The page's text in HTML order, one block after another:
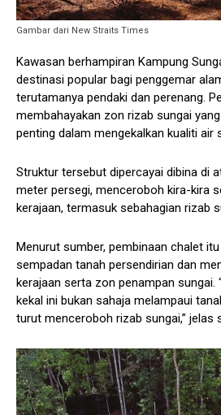
Gambar dari New Straits Times
Kawasan berhampiran Kampung
destinasi popular bagi penggemar
terutamanya pendaki dan perenang.
membahayakan zon rizab sungai
penting dalam mengekalkan kualiti air
Struktur tersebut dipercayai dibina di
meter persegi, menceroboh kira-kira
kerajaan, termasuk sebahagian rizab
Menurut sumber, pembinaan chalet
sempadan tanah persendirian dan
kerajaan serta zon penampan sungai.
kekal ini bukan sahaja melampaui
turut menceroboh rizab sungai,” jelas